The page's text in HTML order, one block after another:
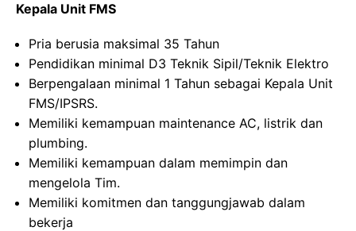
Kepala Unit FMS
Pria berusia maksimal 35 Tahun
Pendidikan minimal D3 Teknik Sipil/Teknik Elektro
Berpengalaan minimal 1 Tahun sebagai Kepala Unit
FMS/IPSRS.
Memiliki kemampuan maintenance AC, listrik dan
plumbing.
Memiliki kemampuan dalam memimpin dan
mengelola Tim.
Memiliki komitmen dan tanggungjawab dalam
bekerja